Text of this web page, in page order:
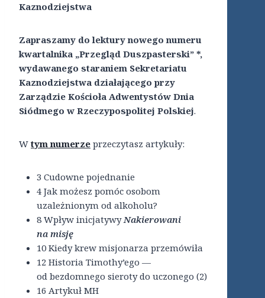
Kaznodziejstwa
Zapraszamy do lektury nowego numeru
kwartalnika „Przegląd Duszpasterski” *,
wydawanego staraniem Sekretariatu
Kaznodziejstwa działającego przy
Zarządzie Kościoła Adwentystów Dnia
Siódmego w Rzeczypospolitej Polskiej.
W tym numerze przeczytasz artykuły:
3 Cudowne pojednanie
4 Jak możesz pomóc osobom
uzależnionym od alkoholu?
8 Wpływ inicjatywyNakierowani
na misję
10 Kiedy krew misjonarza przemówiła
12 Historia Timothy’ego —
od bezdomnego sieroty do uczonego (2)
16 Artykuł MH